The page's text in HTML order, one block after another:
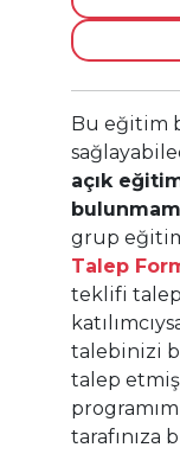
sistem
adayları ve bu
kuruluş
teknik alt yapısı
Katılım Ön Şartı:
Bu eğitime
sağlayabilir.
Eğitimin Süresi:
16 saat (2 gün)
Eğitimin İçeriği:
İnternet
Bilgisayar
OSI 7
tanımlar
Bilgi
Bu eğitim
açık
grup
Talep
teklifi
talebinizi
talep
tarafınıza